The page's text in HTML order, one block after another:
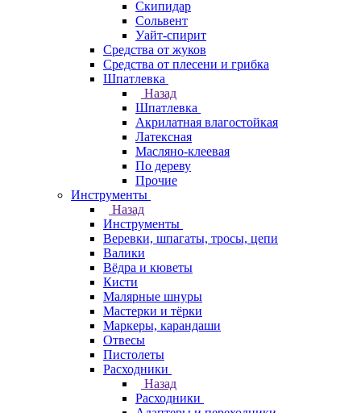
Скипидар
Сольвент
Уайт-спирит
Средства от жуков
Средства от плесени и грибка
Шпатлевка
Назад
Шпатлевка
Акрилатная влагостойкая
Латексная
Масляно-клеевая
По дереву
Прочие
Инструменты
Назад
Инструменты
Веревки, шпагаты, тросы, цепи
Валики
Вёдра и кюветы
Кисти
Малярные шнуры
Мастерки и тёрки
Маркеры, карандаши
Отвесы
Пистолеты
Расходники
Назад
Расходники